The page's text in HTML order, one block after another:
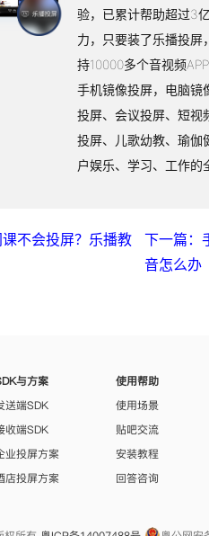
验，已累计帮助超过3
力，只要装了乐播投屏
持10000多个音视频
手机镜像投屏，电脑镜
投屏、会议投屏、短视
投屏、儿歌幼教、瑜伽
户娱乐、学习、工作的
不会投屏？乐播教
下一篇：
音怎么办
与方案
送端SDK
收端SDK
业投屏方案
店投屏方案
使用帮助
使用场景
贴吧交流
安装教程
回答咨询